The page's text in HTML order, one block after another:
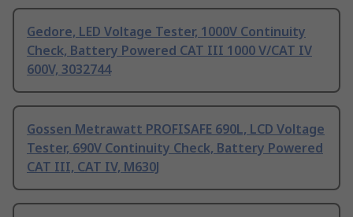
Gedore, LED Voltage Tester, 1000V Continuity
Check, Battery Powered CAT III 1000 V/CAT IV
600V, 3032744
Gossen Metrawatt PROFISAFE 690L, LCD Voltage
Tester, 690V Continuity Check, Battery Powered
CAT III, CAT IV, M630J